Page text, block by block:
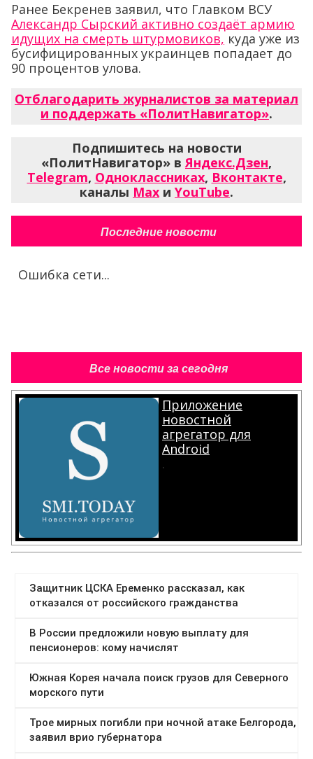
Ранее Бекренев заявил, что Главком ВСУ
Александр Сырский активно создаёт армию
идущих на смерть штурмовиков, куда уже из
бусифицированных украинцев попадает до
90 процентов улова.
Отблагодарить журналистов за материал
и поддержать «ПолитНавигатор».
Подпишитесь на новости
«ПолитНавигатор» вЯндекс.Дзен,
Telegram, Одноклассниках, Вконтакте,
каналы Max и YouTube.
Последние новости
Ошибка сети...
Все новости за сегодня
Приложение
новостной
агрегатор для
Android
.